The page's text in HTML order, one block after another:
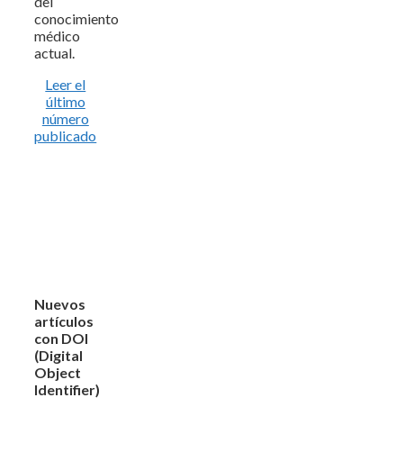
conocimiento
médico
actual.
Leer el
último
número
publicado
Nuevos
artículos
con DOI
(Digital
Object
Identifier)